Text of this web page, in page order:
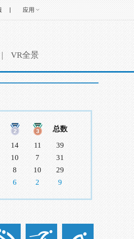
应用
| VR全景
总数
14 11
39
10 7
31
8 10
29
6 2 9